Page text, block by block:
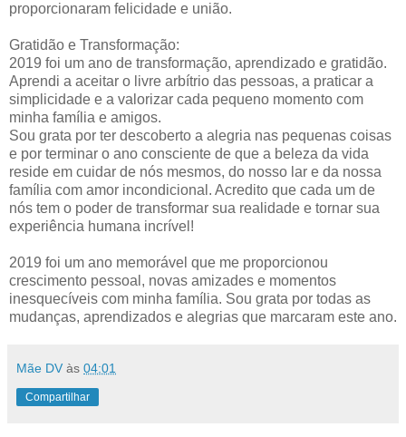
proporcionaram felicidade e união.
Gratidão e Transformação:
2019 foi um ano de transformação, aprendizado e gratidão.
Aprendi a aceitar o livre arbítrio das pessoas, a praticar a
simplicidade e a valorizar cada pequeno momento com
minha família e amigos.
Sou grata por ter descoberto a alegria nas pequenas coisas
e por terminar o ano consciente de que a beleza da vida
reside em cuidar de nós mesmos, do nosso lar e da nossa
família com amor incondicional. Acredito que cada um de
nós tem o poder de transformar sua realidade e tornar sua
experiência humana incrível!
2019 foi um ano memorável que me proporcionou
crescimento pessoal, novas amizades e momentos
inesquecíveis com minha família. Sou grata por todas as
mudanças, aprendizados e alegrias que marcaram este ano.
Mãe DV às 04:01
Compartilhar